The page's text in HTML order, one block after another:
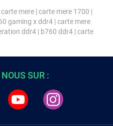
mere | carte mere 1700 |
gaming x ddr4 | carte mere
ddr4 | b760 ddr4 | carte
SUR :